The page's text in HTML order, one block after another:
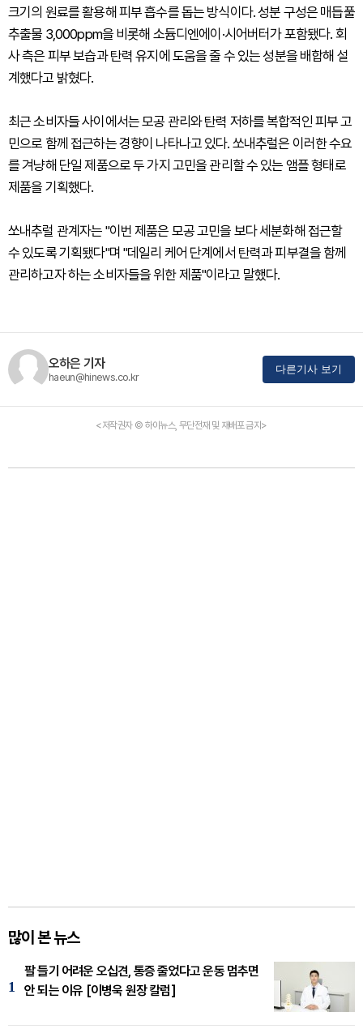
크기의 원료를 활용해 피부 흡수를 돕는 방식이다. 성분 구성은 매듭풀
추출물 3,000ppm을 비롯해 소듐디엔에이·시어버터가 포함됐다. 회
사 측은 피부 보습과 탄력 유지에 도움을 줄 수 있는 성분을 배합해 설
계했다고 밝혔다.
최근 소비자들 사이에서는 모공 관리와 탄력 저하를 복합적인 피부 고
민으로 함께 접근하는 경향이 나타나고 있다. 쏘내추럴은 이러한 수요
를 겨냥해 단일 제품으로 두 가지 고민을 관리할 수 있는 앰플 형태로
제품을 기획했다.
쏘내추럴 관계자는 "이번 제품은 모공 고민을 보다 세분화해 접근할
수 있도록 기획됐다"며 "데일리 케어 단계에서 탄력과 피부결을 함께
관리하고자 하는 소비자들을 위한 제품"이라고 말했다.
오하은 기자
haeun@hinews.co.kr
다른기사 보기
<저작권자 © 하이뉴스, 무단전재 및 재배포 금지>
많이 본 뉴스
1
팔 들기 어려운 오십견, 통증 줄었다고 운동 멈추면
안 되는 이유 [이병욱 원장 칼럼]